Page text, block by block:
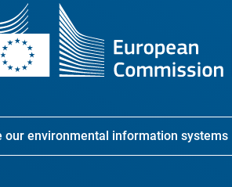
our environmental information systems